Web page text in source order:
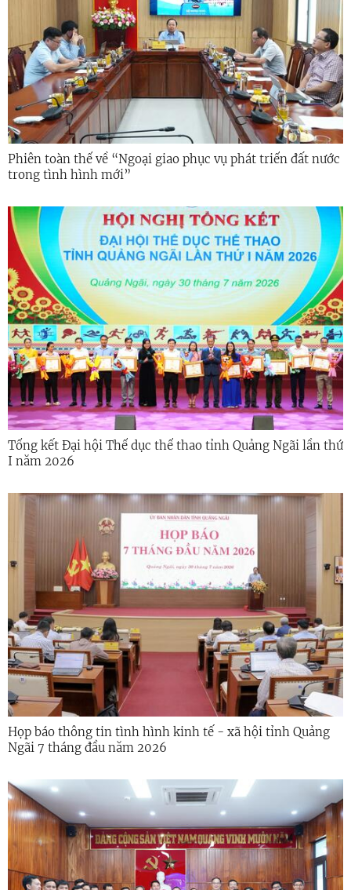
Phiên toàn thể về “Ngoại giao phục vụ phát triển đất nước
trong tình hình mới”
Tổng kết Đại hội Thể dục thể thao tỉnh Quảng Ngãi lần thứ
I năm 2026
Họp báo thông tin tình hình kinh tế - xã hội tỉnh Quảng
Ngãi 7 tháng đầu năm 2026